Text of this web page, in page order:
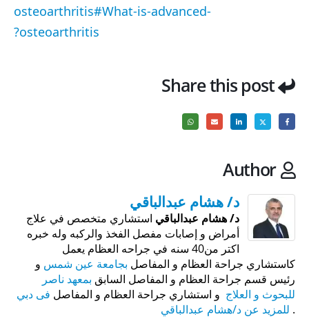
osteoarthritis#What-is-advanced-
osteoarthritis?
Share this post
Author
د/ هشام عبدالباقي
د/ هشام عبدالباقي استشاري متخصص في علاج
أمراض و إصابات مفصل الفخذ والركبه وله خبره
اكتر من40 سنه في جراحه العظام يعمل
كاستشاري جراحة العظام و المفاصل بجامعة عين شمس و
رئيس قسم جراحة العظام و المفاصل السابق بمعهد ناصر
للبحوث و العلاج و استشاري جراحة العظام و المفاصل فى دبي
. للمزيد عن د/هشام عبدالباقي